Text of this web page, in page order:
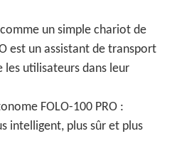
un simple chariot de
est un assistant de transport
les utilisateurs dans leur